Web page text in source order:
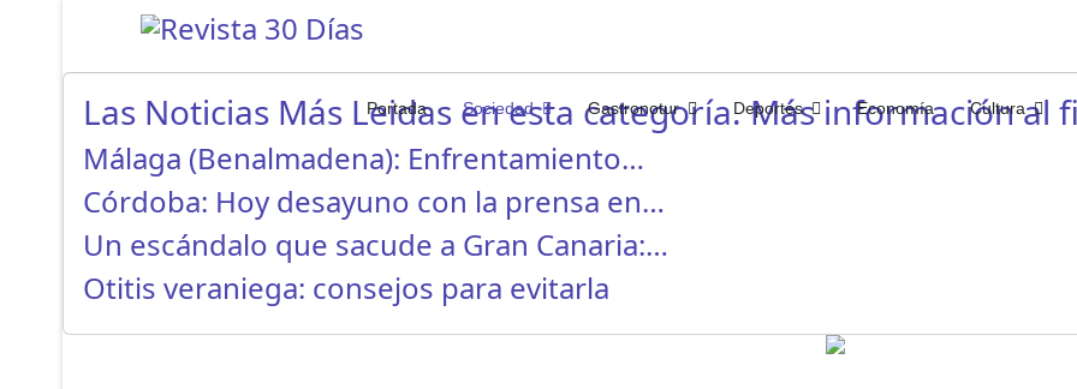
Portada Sociedad Gastronotur Deportes Economía Cultura
Las Noticias Más Leidas en esta categoría. Más información al
Málaga (Benalmadena): Enfrentamiento…
Córdoba: Hoy desayuno con la prensa en…
Un escándalo que sacude a Gran Canaria:…
Otitis veraniega: consejos para evitarla